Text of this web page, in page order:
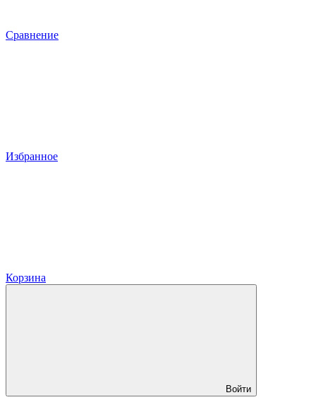
Сравнение
Избранное
Корзина
Войти